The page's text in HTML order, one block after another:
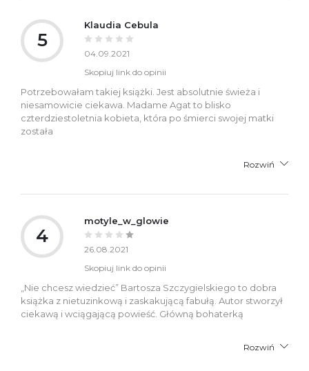
5
Klaudia Cebula
04.09.2021
Skopiuj link do opinii
Potrzebowałam takiej książki. Jest absolutnie świeża i
niesamowicie ciekawa. Madame Agat to blisko
czterdziestoletnia kobieta, która po śmierci swojej matki
została
Rozwiń
4
motyle_w_glowie
26.08.2021
Skopiuj link do opinii
„Nie chcesz wiedzieć” Bartosza Szczygielskiego to dobra
książka z nietuzinkową i zaskakującą fabułą. Autor stworzył
ciekawą i wciągającą powieść. Główną bohaterką
Rozwiń